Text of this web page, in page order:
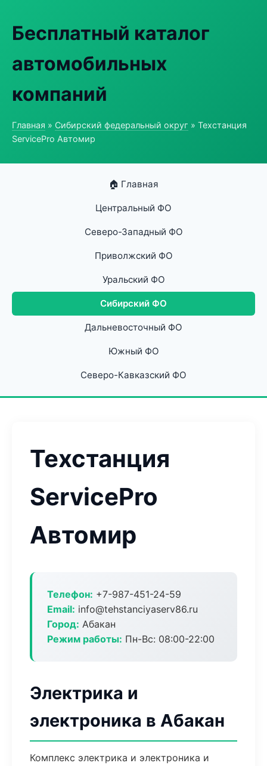
Бесплатный каталог
автомобильных
компаний
Главная » Сибирский федеральный округ » Техстанция
ServicePro Автомир
🏠 Главная
Центральный ФО
Северо-Западный ФО
Приволжский ФО
Уральский ФО
Сибирский ФО
Дальневосточный ФО
Южный ФО
Северо-Кавказский ФО
Техстанция
ServicePro
Автомир
Телефон: +7-987-451-24-59
Email: info@tehstanciyaserv86.ru
Город: Абакан
Режим работы: Пн-Вс: 08:00-22:00
Электрика и
электроника в Абакан
Комплекс электрика и электроника и